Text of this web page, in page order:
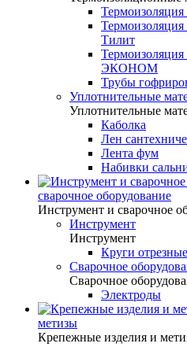
Тилит
ЭКОНОМ
Трубы
Уплотнительные
Уплотнительные
Каболка
Лен
Лента фум
Набивки
сварочное оборудование
Инструмент и сварочное
Инструмент
Инструмент
Круги отрезные
Сварочное
Сварочное
Электроды
метизы
Крепежные изделия и